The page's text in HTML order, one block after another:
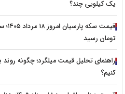
یک کیلویی چند؟
تومان رسید
راهنمای تحلیل قیمت میلگرد؛ چگونه روند
کنیم؟